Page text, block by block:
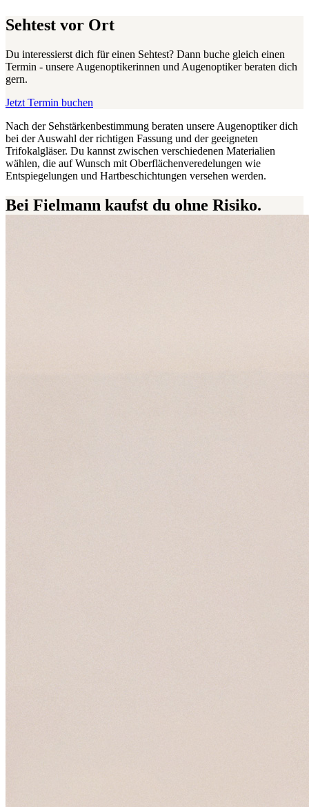
Sehtest vor Ort
Du interessierst dich für einen Sehtest? Dann buche gleich einen
Termin - unsere Augenoptikerinnen und Augenoptiker beraten dich
gern.
Jetzt Termin buchen
Nach der Sehstärkenbestimmung beraten unsere Augenoptiker dich
bei der Auswahl der richtigen Fassung und der geeigneten
Trifokalgläser. Du kannst zwischen verschiedenen Materialien
wählen, die auf Wunsch mit Oberflächenveredelungen wie
Entspiegelungen und Hartbeschichtungen versehen werden.
Bei Fielmann kaufst du ohne Risiko.